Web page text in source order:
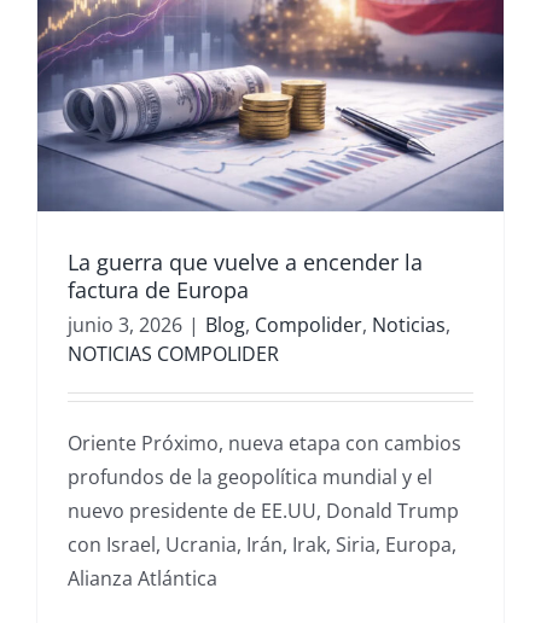
La guerra que vuelve a encender la
factura de Europa
junio 3, 2026 | Blog, Compolider, Noticias,
NOTICIAS COMPOLIDER
Oriente Próximo, nueva etapa con cambios
profundos de la geopolítica mundial y el
nuevo presidente de EE.UU, Donald Trump
con Israel, Ucrania, Irán, Irak, Siria, Europa,
Alianza Atlántica